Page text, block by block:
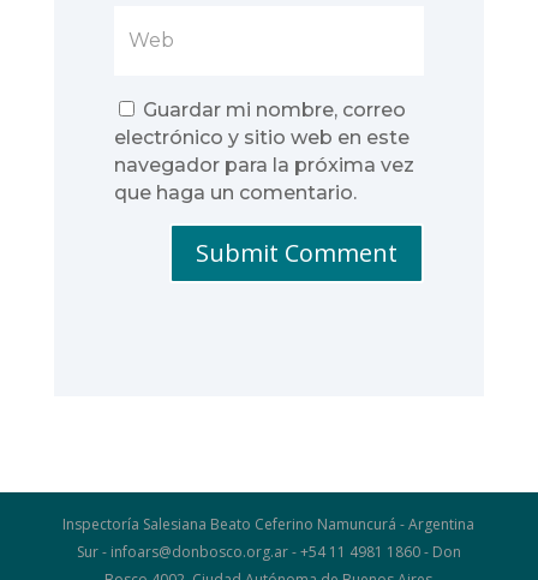
Guardar mi nombre, correo
electrónico y sitio web en este
navegador para la próxima vez
que haga un comentario.
Submit Comment
Inspectoría Salesiana Beato Ceferino Namuncurá - Argentina
Sur - infoars@donbosco.org.ar - +54 11 4981 1860 - Don